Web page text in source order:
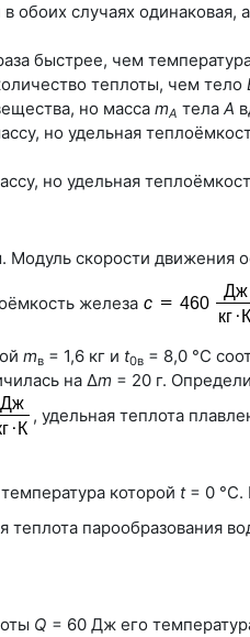
обоих случаях
быстрее, чем
теплоты, чем тело
но масса mA тела А
но удельная
но удельная
Модуль скорости движения
железа
mв = 1,6 кг и t0в = 8,0 °С
на Δm = 20 г.
, удельная теплота
температура которой t= 0 °С.
теплота парообразования
Q = 60 Дж его